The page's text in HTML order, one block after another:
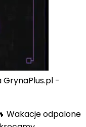
-
Wakacje odpalone